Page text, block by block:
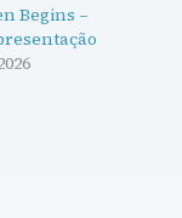
Begins –